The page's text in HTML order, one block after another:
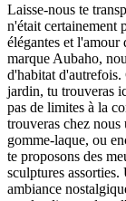
Laisse-nous te
n'était certainement
élégantes et
marque Aubaho,
d'habitat d'autrefois.
jardin, tu trouveras
pas de limites à la
trouveras chez
gomme-laque, ou
te proposons des
sculptures
ambiance